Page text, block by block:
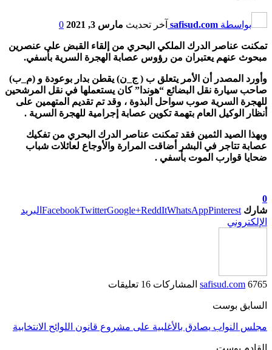
بواسطة safisud.com آخر تحديث مارس 3, 2021 0
تمكنت عناصر الدرك الملكي البحري من إلقاء القبض على عنصرين
مبحوث عنهم يعتبران من رؤوس عصابة الهجرة السرية بأسفي.
وأورد المصدر أن الأمر يتعلق ب ( ج_ن) يقطن بدار بوعودة و (م_ب)
صاحب سيارة نقل البضائع “هوندا” كان يستعملها في نقل المرشحين
للهجرة السرية صوب سواحل البذوة ، وقد تم تقديم المتهمين على
أنظار الوكيل العام بتهمة تكوين عصابة إجرامية للهجرة السرية .
وبهذا الصيد الثمين فقد تمكنت عناصر الدرك البحري من تفكيك
عصابة تتاجر في البشر أضاقت المرارة والأوجاع لعائلات شباب
ضحايا قوارب الموت بأسفي .
0
شارك
FacebookTwitterGoogle+ReddItWhatsAppPinterest
البريد
الإلكتروني
safisud.com 6765 المشاركات 16 تعليقات
السابق بوست
مجلس النواب يصادق بالأغلبية على مشروع قانون اللوائح الانتخابية
القادم بوست